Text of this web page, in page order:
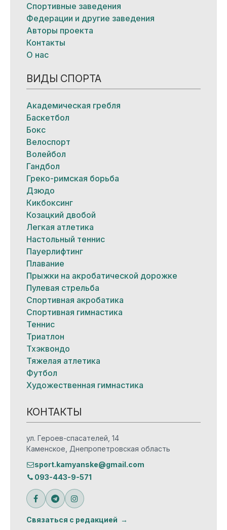
Спортивные заведения
Федерации и другие заведения
Авторы проекта
Контакты
О нас
ВИДЫ СПОРТА
Академическая гребля
Баскетбол
Бокс
Велоспорт
Волейбол
Гандбол
Греко-римская борьба
Дзюдо
Кикбоксинг
Козацкий двобой
Легкая атлетика
Настольный теннис
Пауерлифтинг
Плавание
Прыжки на акробатической дорожке
Пулевая стрельба
Спортивная акробатика
Спортивная гимнастика
Теннис
Триатлон
Тхэквондо
Тяжелая атлетика
Футбол
Художественная гимнастика
КОНТАКТЫ
ул. Героев-спасателей, 14
Каменское, Днепропетровская область
sport.kamyanske@gmail.com
093-443-9-571
Связаться с редакцией